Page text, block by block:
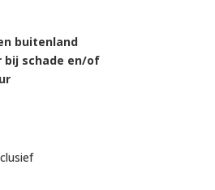
buitenland
bij schade en/of